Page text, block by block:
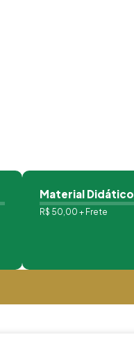
Material Didático
R$ 50,00 + Frete